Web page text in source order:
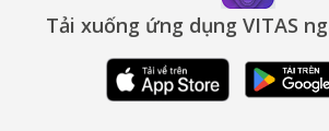
Tải xuống ứng dụng VITAS